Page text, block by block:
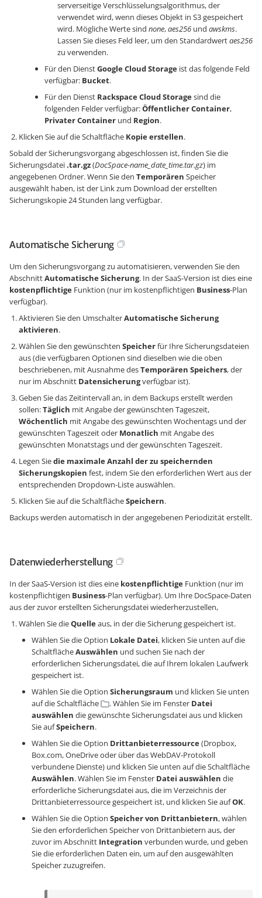
serverseitige Verschlüsselungsalgorithmus, der
verwendet wird, wenn dieses Objekt in S3 gespeichert
wird. Mögliche Werte sind none,aes256 und awskms.
Lassen Sie dieses Feld leer, um den Standardwertaes256
zu verwenden.
Für den DienstGoogle Cloud Storage ist das folgende Feld
verfügbar: Bucket.
Für den Dienst Rackspace Cloud Storagesind die
folgenden Felder verfügbar:Öffentlicher Container,
Privater Container und Region.
Klicken Sie auf die Schaltfläche Kopie erstellen.
Sobald der Sicherungsvorgang abgeschlossen ist, finden Sie die
Sicherungsdatei.tar.gz(DocSpace-name_date_time.tar.gz) im
angegebenen Ordner. Wenn Sie den Temporären Speicher
ausgewählt haben, ist der Link zum Download der erstellten
Sicherungskopie 24 Stunden lang verfügbar.
Automatische Sicherung
Um den Sicherungsvorgang zu automatisieren, verwenden Sie den
AbschnittAutomatische Sicherung. In der SaaS-Version ist dies eine
kostenpflichtige Funktion (nur im kostenpflichtigen Business-Plan
verfügbar).
Aktivieren Sie den UmschalterAutomatische Sicherung
aktivieren.
Wählen Sie den gewünschten Speicherfür Ihre Sicherungsdateien
aus (die verfügbaren Optionen sind dieselben wie die oben
beschriebenen, mit Ausnahme desTemporären Speichers, der
nur im Abschnitt Datensicherungverfügbar ist).
Geben Sie das Zeitintervall an, in dem Backups erstellt werden
sollen:Täglich mit Angabe der gewünschten Tageszeit,
Wöchentlich mit Angabe des gewünschten Wochentags und der
gewünschten Tageszeit oder Monatlich mit Angabe des
gewünschten Monatstags und der gewünschten Tageszeit.
Legen Siedie maximale Anzahl der zu speichernden
Sicherungskopien fest, indem Sie den erforderlichen Wert aus der
entsprechenden Dropdown-Liste auswählen.
Klicken Sie auf die SchaltflächeSpeichern.
Backups werden automatisch in der angegebenen Periodizität erstellt.
Datenwiederherstellung
In der SaaS-Version ist dies eine kostenpflichtige Funktion (nur im
kostenpflichtigen Business-Plan verfügbar). Um Ihre DocSpace-Daten
aus der zuvor erstellten Sicherungsdatei wiederherzustellen,
Wählen Sie dieQuelleaus, in der die Sicherung gespeichert ist.
Wählen Sie die Option Lokale Datei, klicken Sie unten auf die
SchaltflächeAuswählen und suchen Sie nach der
erforderlichen Sicherungsdatei, die auf Ihrem lokalen Laufwerk
gespeichert ist.
Wählen Sie die Option Sicherungsraum und klicken Sie unten
auf die Schaltfläche
. Wählen Sie im Fenster Datei
auswählen die gewünschte Sicherungsdatei aus und klicken
Sie aufSpeichern.
Wählen Sie die Option Drittanbieterressource(Dropbox,
Box.com, OneDrive oder über das WebDAV-Protokoll
verbundene Dienste) und klicken Sie unten auf die Schaltfläche
Auswählen. Wählen Sie im Fenster Datei auswählen die
erforderliche Sicherungsdatei aus, die im Verzeichnis der
Drittanbieterressource gespeichert ist, und klicken Sie aufOK.
Wählen Sie die Option Speicher von Drittanbietern, wählen
Sie den erforderlichen Speicher von Drittanbietern aus, der
zuvor im Abschnitt Integration verbunden wurde, und geben
Sie die erforderlichen Daten ein, um auf den ausgewählten
Speicher zuzugreifen.